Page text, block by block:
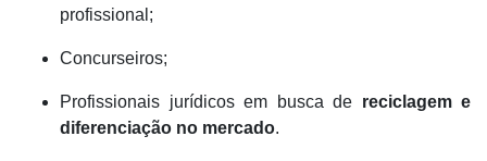
profissional;
Concurseiros;
Profissionais jurídicos em busca de reciclagem e
diferenciação no mercado.